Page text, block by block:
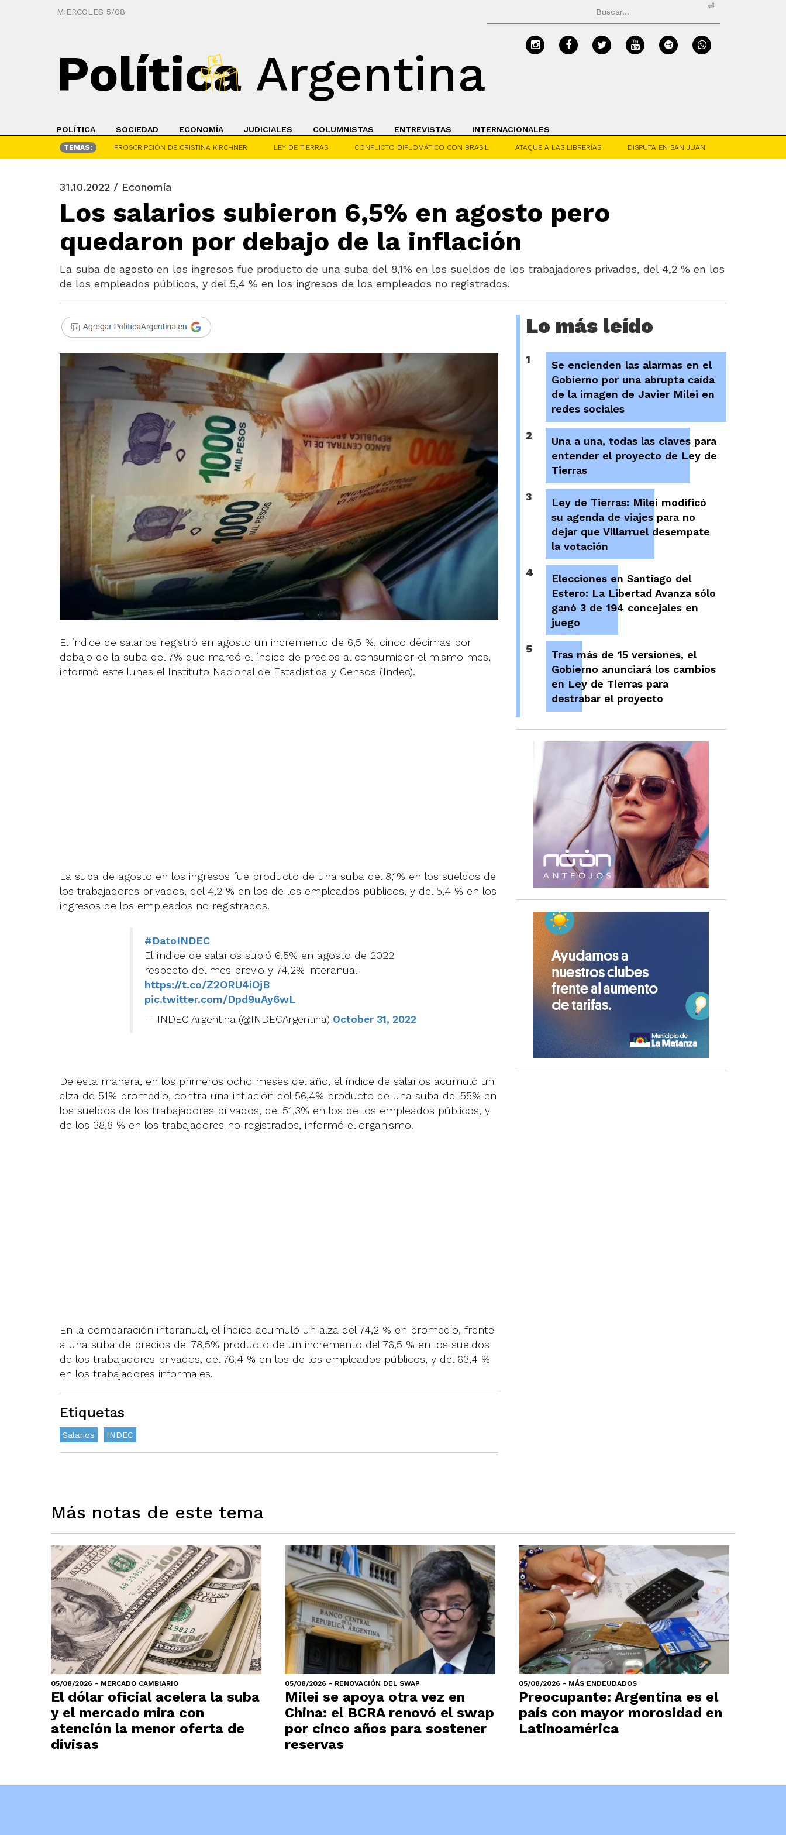
MIERCOLES 5/08
⏎
Política Argentina
POLÍTICA SOCIEDAD ECONOMÍA JUDICIALES COLUMNISTAS ENTREVISTAS INTERNACIONALES
TEMAS: PROSCRIPCIÓN DE CRISTINA KIRCHNER LEY DE TIERRAS CONFLICTO DIPLOMÁTICO CON BRASIL ATAQUE A LAS LIBRERÍAS DISPUTA EN SAN JUAN
31.10.2022 / Economía
Los salarios subieron 6,5% en agosto pero
quedaron por debajo de la inflación
La suba de agosto en los ingresos fue producto de una suba del 8,1% en los sueldos de los trabajadores privados, del 4,2 % en los
de los empleados públicos, y del 5,4 % en los ingresos de los empleados no registrados.
El índice de salarios registró en agosto un incremento de 6,5 %, cinco décimas por
debajo de la suba del 7% que marcó el índice de precios al consumidor el mismo mes,
informó este lunes el Instituto Nacional de Estadística y Censos (Indec).
La suba de agosto en los ingresos fue producto de una suba del 8,1% en los sueldos de
los trabajadores privados, del 4,2 % en los de los empleados públicos, y del 5,4 % en los
ingresos de los empleados no registrados.
#DatoINDEC
El índice de salarios subió 6,5% en agosto de 2022
respecto del mes previo y 74,2% interanual
https://t.co/Z2ORU4iOjB
pic.twitter.com/Dpd9uAy6wL
— INDEC Argentina (@INDECArgentina) October 31, 2022
De esta manera, en los primeros ocho meses del año, el índice de salarios acumuló un
alza de 51% promedio, contra una inflación del 56,4% producto de una suba del 55% en
los sueldos de los trabajadores privados, del 51,3% en los de los empleados públicos, y
de los 38,8 % en los trabajadores no registrados, informó el organismo.
En la comparación interanual, el Índice acumuló un alza del 74,2 % en promedio, frente
a una suba de precios del 78,5% producto de un incremento del 76,5 % en los sueldos
de los trabajadores privados, del 76,4 % en los de los empleados públicos, y del 63,4 %
en los trabajadores informales.
Etiquetas
Salarios INDEC
Lo más leído
1
Se encienden las alarmas en el
Gobierno por una abrupta caída
de la imagen de Javier Milei en
redes sociales
2
Una a una, todas las claves para
entender el proyecto de Ley de
Tierras
3
Ley de Tierras: Milei modificó
su agenda de viajes para no
dejar que Villarruel desempate
la votación
4
Elecciones en Santiago del
Estero: La Libertad Avanza sólo
ganó 3 de 194 concejales en
juego
5
Tras más de 15 versiones, el
Gobierno anunciará los cambios
en Ley de Tierras para
destrabar el proyecto
Más notas de este tema
05/08/2026 - MERCADO CAMBIARIO
El dólar oficial acelera la suba
y el mercado mira con
atención la menor oferta de
divisas
05/08/2026 - RENOVACIÓN DEL SWAP
Milei se apoya otra vez en
China: el BCRA renovó el swap
por cinco años para sostener
reservas
05/08/2026 - MÁS ENDEUDADOS
Preocupante: Argentina es el
país con mayor morosidad en
Latinoamérica